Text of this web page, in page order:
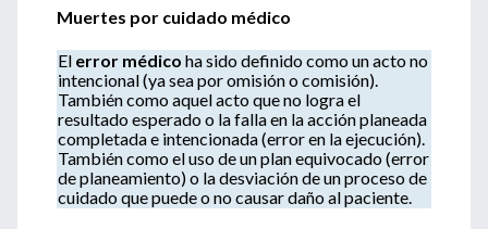
Muertes por cuidado médico
El error médico ha sido definido como un acto no
intencional (ya sea por omisión o comisión).
También como aquel acto que no logra el
resultado esperado o la falla en la acción planeada
completada e intencionada (error en la ejecución).
También como el uso de un plan equivocado (error
de planeamiento) o la desviación de un proceso de
cuidado que puede o no causar daño al paciente.